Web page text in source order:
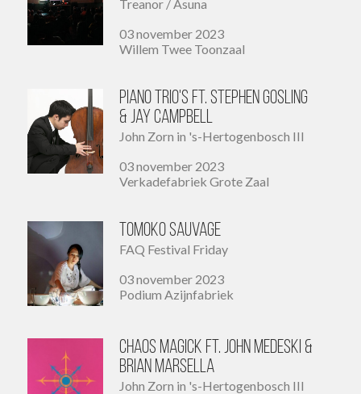
Treanor / Asuna
03 november 2023
Willem Twee Toonzaal
Piano Trio's ft. Stephen Gosling
& Jay Campbell
John Zorn in 's-Hertogenbosch III
03 november 2023
Verkadefabriek Grote Zaal
Tomoko Sauvage
FAQ Festival Friday
03 november 2023
Podium Azijnfabriek
Chaos Magick ft. John Medeski &
Brian Marsella
John Zorn in 's-Hertogenbosch III